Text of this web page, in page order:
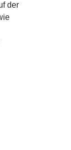
der